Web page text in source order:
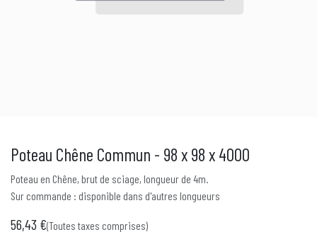
Poteau Chêne Commun - 98 x 98 x 4000
Poteau en Chêne, brut de sciage, longueur de 4m.
Sur commande : disponible dans d'autres longueurs
56,43 €(Toutes taxes comprises)